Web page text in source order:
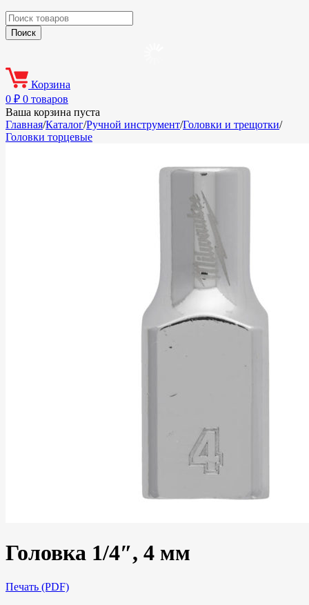
Корзина
0 ₽ 0 товаров
Ваша корзина пуста
Главная/Каталог/Ручной инструмент/Головки и трещотки/
Головки торцевые
Головка 1/4″, 4 мм
Печать (PDF)